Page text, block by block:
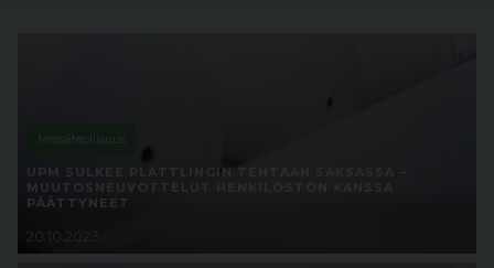
Metsäteollisuus
UPM SULKEE PLATTLINGIN TEHTAAN SAKSASSA –
MUUTOSNEUVOTTELUT HENKILÖSTÖN KANSSA
PÄÄTTYNEET
20.10.2023